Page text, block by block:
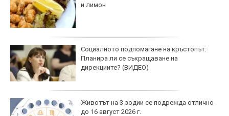
и лимон
Социалното подпомагане на кръстопът:
Планира ли се съкращаване на
дирекциите? (ВИДЕО)
Животът на 3 зодии се подрежда отлично
до 16 август 2026 г.